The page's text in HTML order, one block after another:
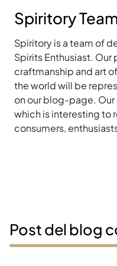
Spiritory
Spiritory is a team of
Spirits Enthusiast.
craftmanship and art
the world will be
on our blog-page.
which is interesting to
consumers,
Post del blog